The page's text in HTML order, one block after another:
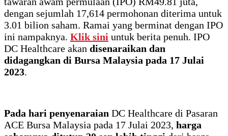
dengan sejumlah 17,614 permohonan diterima untuk
3.01 bilion saham. Ramai yang berminat dengan IPO
ini nampaknya. Klik sini untuk berita penuh. IPO
DC Healthcare akan disenaraikan dan
didagangkan di Bursa Malaysia pada 17 Julai
2023.
Pada hari penyenaraian DC Healthcare di Pasaran
ACE Bursa Malaysia pada 17 Julai 2023, harga